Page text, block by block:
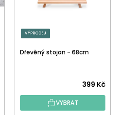
VÝPRODEJ
Dřevěný stojan - 68cm
399 Kč
VYBRAT